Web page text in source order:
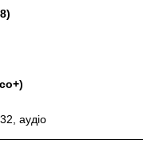
аудіо